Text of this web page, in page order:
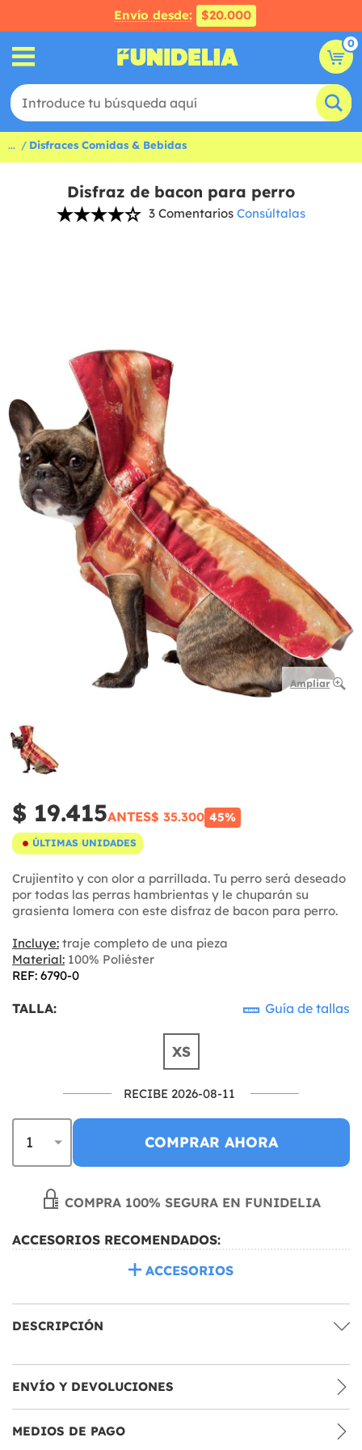
Envío desde: $20.000
0
... Disfraces Comidas & Bebidas
Disfraz de bacon para perro
3 Comentarios Consúltalas
Ampliar
$ 19.415ANTES$ 35.300 45%
ÚLTIMAS UNIDADES
Crujientito y con olor a parrillada. Tu perro será deseado
por todas las perras hambrientas y le chuparán su
grasienta lomera con este disfraz de bacon para perro.
Incluye: traje completo de una pieza
Material: 100% Poliéster
REF: 6790-0
TALLA: Guía de tallas
XS
RECIBE 2026-08-11
COMPRAR AHORA
COMPRA 100% SEGURA EN FUNIDELIA
ACCESORIOS RECOMENDADOS:
ACCESORIOS
DESCRIPCIÓN
ENVÍO Y DEVOLUCIONES
MEDIOS DE PAGO